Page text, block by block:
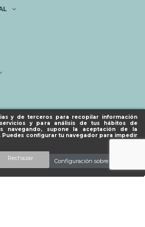
y de terceros para recopilar información
y para análisis de tus hábitos de
navegando, supone la aceptación de la
Puedes configurar tu navegador para impedir
Rechazar Configuración sobre cookies
Añadir al carrito